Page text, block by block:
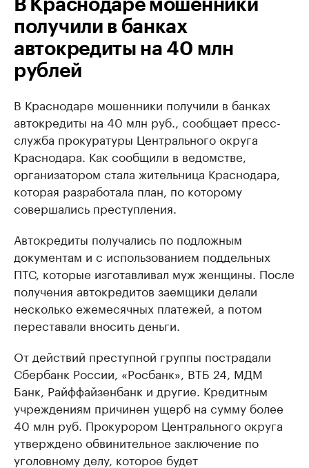
В Краснодаре мошенники
получили в банках
автокредиты на 40 млн
рублей
В Краснодаре мошенники получили в банках
автокредиты на 40 млн руб., сообщает пресс-
служба прокуратуры Центрального округа
Краснодара. Как сообщили в ведомстве,
организатором стала жительница Краснодара,
которая разработала план, по которому
совершались преступления.
Автокредиты получались по подложным
документам и с использованием поддельных
ПТС, которые изготавливал муж женщины. После
получения автокредитов заемщики делали
несколько ежемесячных платежей, а потом
переставали вносить деньги.
От действий преступной группы пострадали
Сбербанк России, «Росбанк», ВТБ 24, МДМ
Банк, Райффайзенбанк и другие. Кредитным
учреждениям причинен ущерб на сумму более
40 млн руб. Прокурором Центрального округа
утверждено обвинительное заключение по
уголовному делу, которое будет